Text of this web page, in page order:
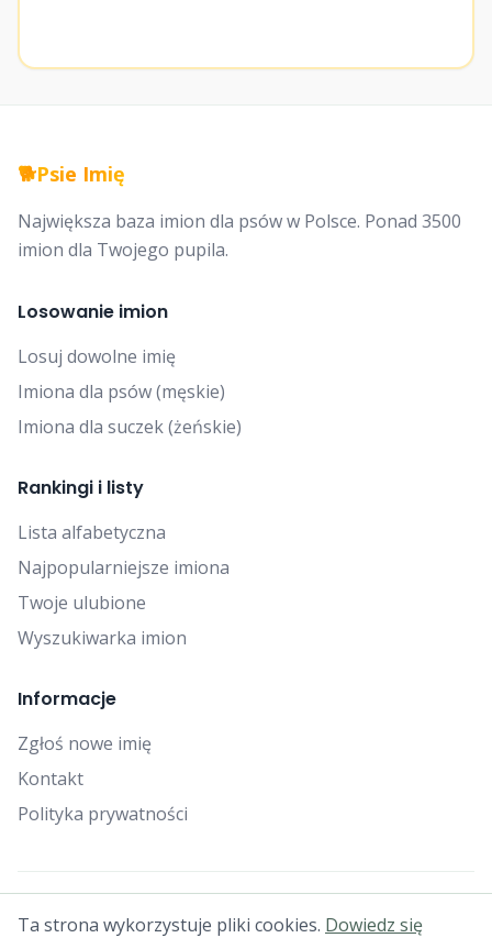
🐕Psie Imię
Największa baza imion dla psów w Polsce. Ponad 3500
imion dla Twojego pupila.
Losowanie imion
Losuj dowolne imię
Imiona dla psów (męskie)
Imiona dla suczek (żeńskie)
Rankingi i listy
Lista alfabetyczna
Najpopularniejsze imiona
Twoje ulubione
Wyszukiwarka imion
Informacje
Zgłoś nowe imię
Kontakt
Polityka prywatności
© 2025 Falcon Bytes. Wszelkie prawa zastrzeżone.
Ta strona wykorzystuje pliki cookies. Dowiedz się